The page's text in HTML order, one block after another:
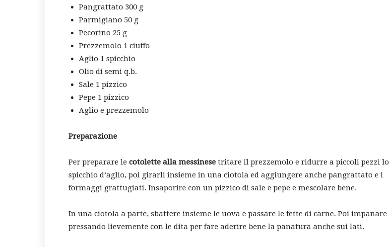
Pangrattato 300 g
Parmigiano 50 g
Pecorino 25 g
Prezzemolo 1 ciuffo
Aglio 1 spicchio
Olio di semi q.b.
Sale 1 pizzico
Pepe 1 pizzico
Aglio e prezzemolo
Preparazione
Per preparare le cotolette alla messinese tritare il prezzemolo e ridurre a piccoli pezzi lo
spicchio d’aglio, poi girarli insieme in una ciotola ed aggiungere anche pangrattato e i
formaggi grattugiati. Insaporire con un pizzico di sale e pepe e mescolare bene.
In una ciotola a parte, sbattere insieme le uova e passare le fette di carne. Poi impanare
pressando lievemente con le dita per fare aderire bene la panatura anche sui lati.